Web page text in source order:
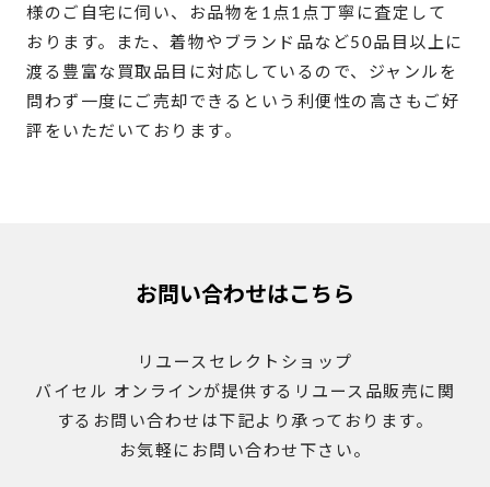
様のご自宅に伺い、お品物を1点1点丁寧に査定して
おります。また、着物やブランド品など50品目以上に
渡る豊富な買取品目に対応しているので、ジャンルを
問わず一度にご売却できるという利便性の高さもご好
評をいただいております。
お問い合わせはこちら
リユースセレクトショップ
バイセル オンラインが提供する リユース品販売に関
するお問い合わせは下記より承っております。
お気軽にお問い合わせ下さい。